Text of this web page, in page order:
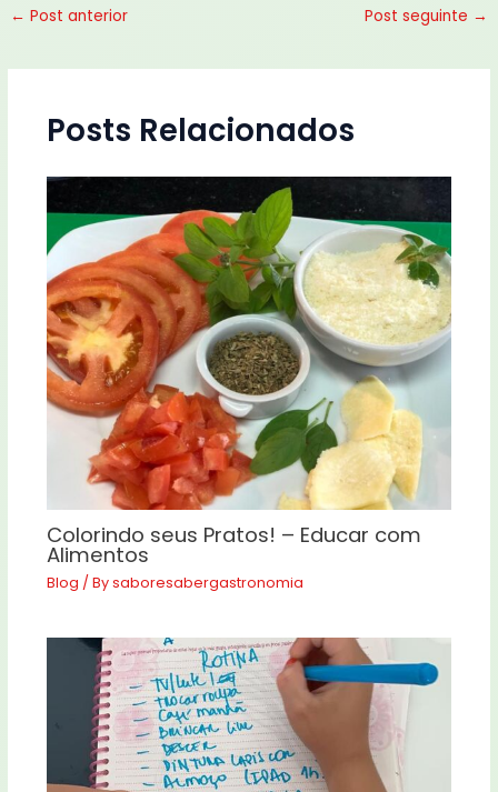
← Post anterior Post seguinte →
Posts Relacionados
Colorindo seus Pratos! – Educar com
Alimentos
Blog / Bysaboresabergastronomia